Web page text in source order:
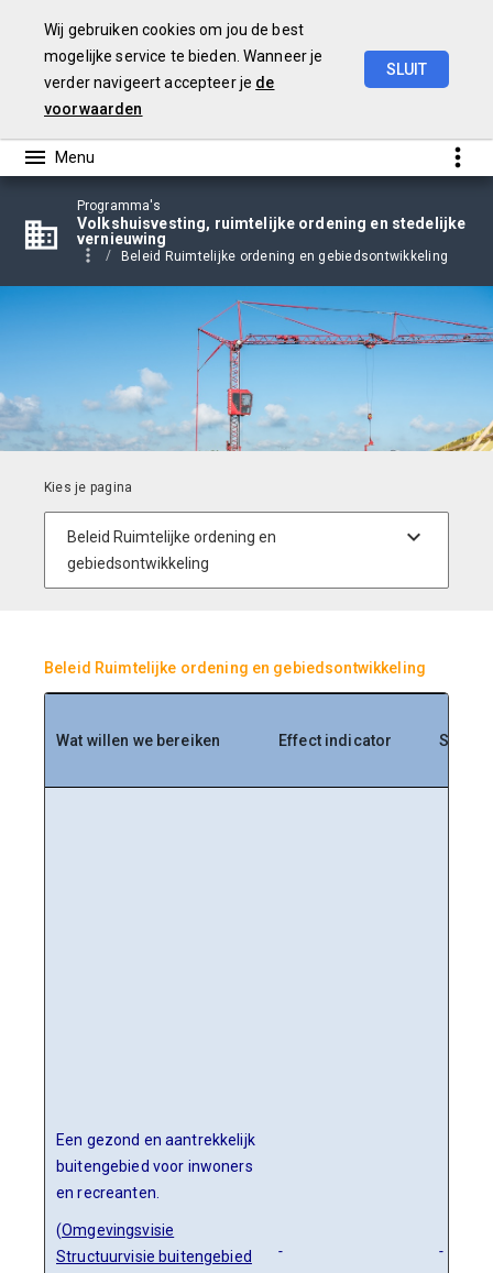
Wij gebruiken cookies om jou de best
mogelijke service te bieden. Wanneer je
verder navigeert accepteer je de
voorwaarden
SLUIT
Programma's
Volkshuisvesting, ruimtelijke ordening en stedelijke
vernieuwing
Beleid Ruimtelijke ordening en gebiedsontwikkeling
Beleid Ruimtelijke ordening en gebiedsontwikkeling
Wat willen we bereiken Effect indicator
Een gezond en aantrekkelijk
buitengebied voor inwoners
en recreanten.
(Omgevingsvisie
Structuurvisie buitengebied
- -